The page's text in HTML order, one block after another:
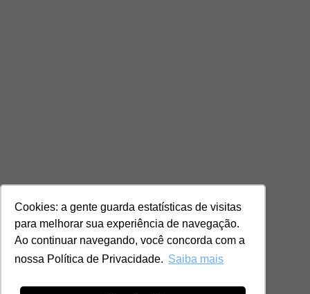
Cookies: a gente guarda estatísticas de visitas
para melhorar sua experiência de navegação.
Ao continuar navegando, você concorda com a
nossa Política de Privacidade. Saiba mais